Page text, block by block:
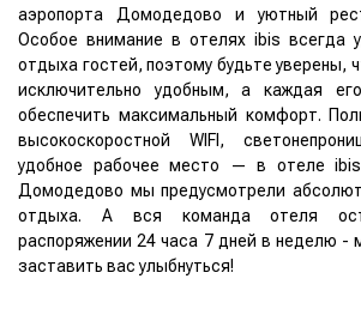
аэропорта Домодедово и уютный
Особое внимание в отелях ibis всегда
отдыха гостей, поэтому будьте уверены,
исключительно удобным, а каждая
обеспечить максимальный комфорт.
высокоскоростной WIFI,
удобное рабочее место — в отеле
Домодедово мы предусмотрели
отдыха. А вся команда отеля
распоряжении 24 часа 7 дней в неделю -
заставить вас улыбнуться!